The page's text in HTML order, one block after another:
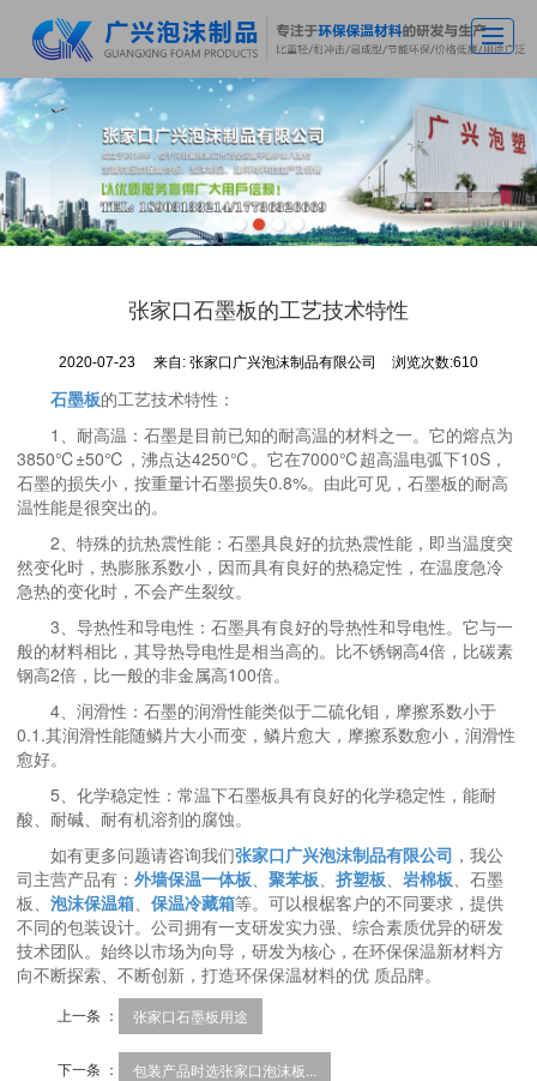
首页
关于广兴
主营产品
车间实拍
荣誉资质
张家口石墨板的工艺技术特性
2020-07-23 来自:张家口广兴泡沫制品有限公司 浏览次数:610
石墨板的工艺技术特性：
1、耐高温：石墨是目前已知的耐高温的材料之一。它的熔点为
3850℃±50℃，沸点达4250℃。它在7000℃超高温电弧下10S，
石墨的损失小，按重量计石墨损失0.8%。由此可见，石墨板的耐高
温性能是很突出的。
2、特殊的抗热震性能：石墨具良好的抗热震性能，即当温度突
然变化时，热膨胀系数小，因而具有良好的热稳定性，在温度急冷
急热的变化时，不会产生裂纹。
3、导热性和导电性：石墨具有良好的导热性和导电性。它与一
般的材料相比，其导热导电性是相当高的。比不锈钢高4倍，比碳素
钢高2倍，比一般的非金属高100倍。
4、润滑性：石墨的润滑性能类似于二硫化钼，摩擦系数小于
0.1.其润滑性能随鳞片大小而变，鳞片愈大，摩擦系数愈小，润滑性
愈好。
5、化学稳定性：常温下石墨板具有良好的化学稳定性，能耐
酸、耐碱、耐有机溶剂的腐蚀。
如有更多问题请咨询我们张家口广兴泡沫制品有限公司 ，我公
司主营产品有：外墙保温一体板、聚苯板、挤塑板、岩棉板、石墨
板、泡沫保温箱、保温冷藏箱等。可以根椐客户的不同要求，提供
不同的包装设计。公司拥有一支研发实力强、综合素质优异的研发
技术团队。始终以市场为向导，研发为核心，在环保保温新材料方
向不断探索、不断创新，打造环保保温材料的优 质品牌。
上一条 ： 张家口石墨板用途
下一条 ： 包装产品时选张家口泡沫板...